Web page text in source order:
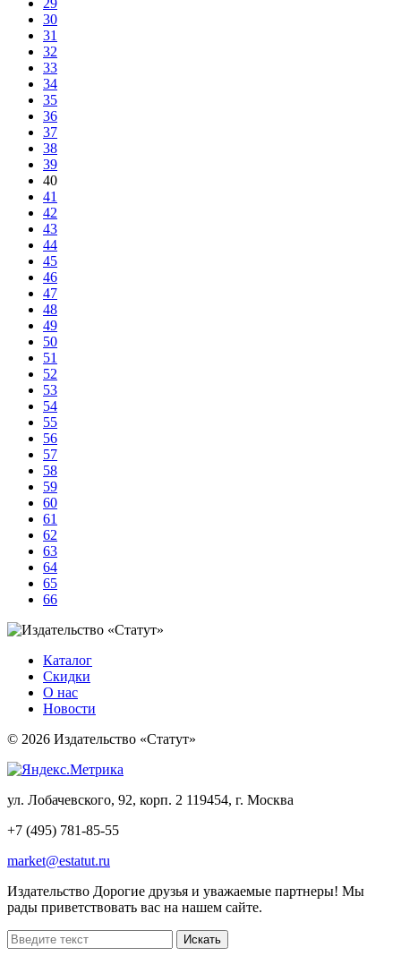
30
31
32
33
34
35
36
37
38
39
40
41
42
43
44
45
46
47
48
49
50
51
52
53
54
55
56
57
58
59
60
61
62
63
64
65
66
Каталог
Скидки
О нас
Новости
© 2026 Издательство «Статут»
ул. Лобачевского, 92, корп. 2 119454, г. Москва
+7 (495) 781-85-55
market@estatut.ru
Издательство Дорогие друзья и уважаемые партнеры! Мы
рады приветствовать вас на нашем сайте.